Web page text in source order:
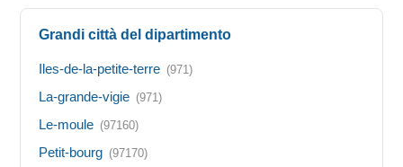
Grandi città del dipartimento
Iles-de-la-petite-terre (971)
La-grande-vigie (971)
Le-moule (97160)
Petit-bourg (97170)